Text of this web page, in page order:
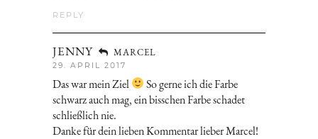
REPLY
JENNY MARCEL
29. APRIL 2017
Das war mein Ziel
So gerne ich die Farbe
schwarz auch mag, ein bisschen Farbe schadet
schließlich nie.
Danke für dein lieben Kommentar lieber Marcel!